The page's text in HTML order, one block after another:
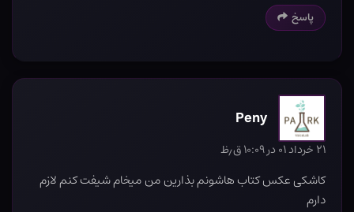
پاسخ
Peny
۲۱ خرداد ۰۱ در ۱۰:۰۹ ق٫ظ
کاشکی عکس کتاب هاشونم بذارین من میخام شیفت کنم لازم
دارم